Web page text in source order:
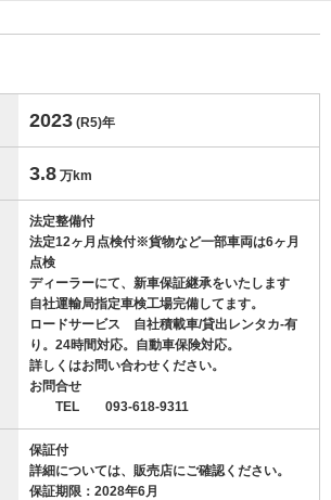
2023 (R5)年
3.8 万km
法定整備付
法定12ヶ月点検付※貨物など一部車両は6ヶ月
点検
ディーラーにて、新車保証継承をいたします
自社運輸局指定車検工場完備してます。
ロードサービス 自社積載車/貸出レンタカ-有
り。24時間対応。自動車保険対応。
詳しくはお問い合わせください。
お問合せ
TEL 093-618-9311
保証付
詳細については、販売店にご確認ください。
保証期限：2028年6月